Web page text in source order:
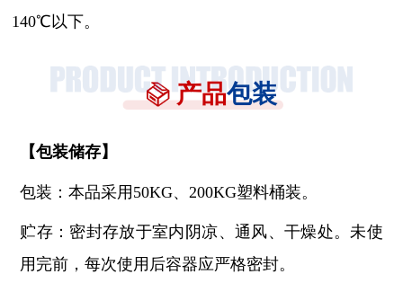
140℃以下。
产品包装
【包装储存】
包装：本品采用 50KG、200KG塑料桶装。
贮存：密封存放于室内阴凉、通风、干燥处。未使
用完前，每次使用后容器应严格密封。